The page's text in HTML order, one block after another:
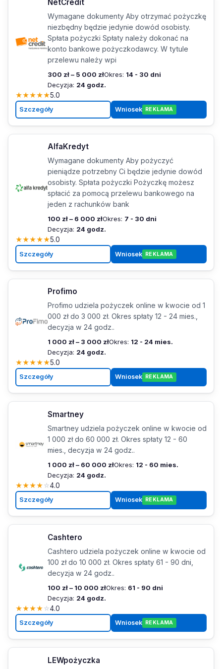
NetCredit
Wymagane dokumenty Aby otrzymać pożyczkę
niezbędny będzie jedynie dowód osobisty.
Spłata pożyczki Spłaty należy dokonać na
konto bankowe pożyczkodawcy. W tytule
przelewu należy wpi
300 zł – 5 000 złOkres: 14 - 30 dni
Decyzja: 24 godz.
★★★★★5.0
Szczegóły Wniosek REKLAMA
AlfaKredyt
Wymagane dokumenty Aby pożyczyć
pieniądze potrzebny Ci będzie jedynie dowód
osobisty. Spłata pożyczki Pożyczkę możesz
spłacić za pomocą przelewu bankowego na
jeden z rachunków bank
100 zł – 6 000 złOkres: 7 - 30 dni
Decyzja: 24 godz.
★★★★★5.0
Szczegóły Wniosek REKLAMA
Profimo
Profimo udziela pożyczek online w kwocie od 1
000 zł do 3 000 zł. Okres spłaty 12 - 24 mies.,
decyzja w 24 godz..
1 000 zł – 3 000 złOkres: 12 - 24 mies.
Decyzja: 24 godz.
★★★★★5.0
Szczegóły Wniosek REKLAMA
Smartney
Smartney udziela pożyczek online w kwocie od
1 000 zł do 60 000 zł. Okres spłaty 12 - 60
mies., decyzja w 24 godz..
1 000 zł – 60 000 złOkres: 12 - 60 mies.
Decyzja: 24 godz.
★★★★☆4.0
Szczegóły Wniosek REKLAMA
Cashtero
Cashtero udziela pożyczek online w kwocie od
100 zł do 10 000 zł. Okres spłaty 61 - 90 dni,
decyzja w 24 godz..
100 zł – 10 000 złOkres: 61 - 90 dni
Decyzja: 24 godz.
★★★★☆4.0
Szczegóły Wniosek REKLAMA
LEWpożyczka